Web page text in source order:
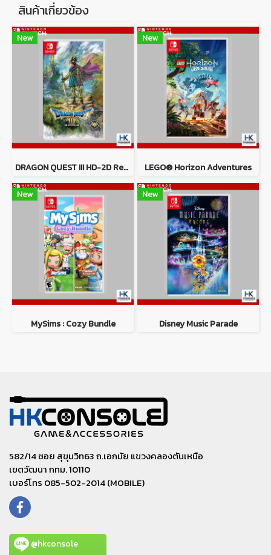
สินค้าเกี่ยวข้อง
New
DRAGON QUEST III HD-2D Remake
New
LEGO® Horizon Adventures
New
MySims : Cozy Bundle
New
Disney Music Parade
582/14 ซอย สุขุมวิท63 ถ.เอกมัย แขวงคลองตันเหนือ
เขตวัฒนา กทม. 10110
เบอร์โทร 085-502-2014 (MOBILE)
@hkconsole